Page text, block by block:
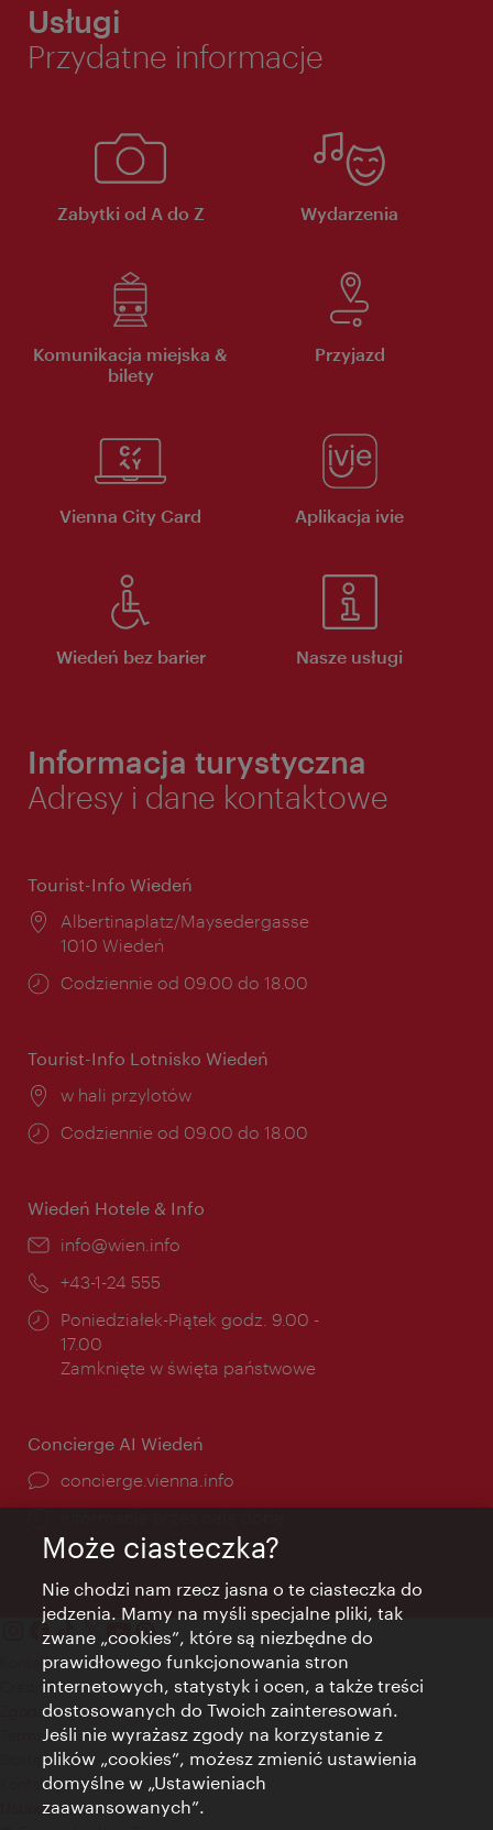
Usługi
Przydatne informacje
Zabytki od A do Z Wydarzenia
Komunikacja miejska &
bilety
Przyjazd
Vienna City Card Aplikacja ivie
Wiedeń bez barier Nasze usługi
Informacja turystyczna
Adresy i dane kontaktowe
Tourist-Info Wiedeń
Miejsce:
Albertinaplatz/Maysedergasse
1010 Wiedeń
Godziny
Codziennie od 09.00 do 18.00
Tourist-Info Lotnisko Wiedeń
Miejsce:
w hali przylotów
Godziny
Codziennie od 09.00 do 18.00
Wiedeń Hotele & Info
E-
info@wien.info
Telefon:
+43-1-24 555
Godziny
otwarcia:
Poniedziałek-Piątek godz. 9.00 -
17.00
Zamknięte w święta państwowe
Concierge AI Wiedeń
concierge.vienna.info
Kontakt
Credits
Zgoda na przetwarzanie danych osobowych
Terms of Use
Dostępność
Kontakt prasowy
Ustawienia cookies
Może ciasteczka?
Nie chodzi nam rzecz jasna o te ciasteczka do
jedzenia. Mamy na myśli specjalne pliki, tak
zwane „cookies”, które są niezbędne do
prawidłowego funkcjonowania stron
internetowych, statystyk i ocen, a także treści
dostosowanych do Twoich zainteresowań.
Jeśli nie wyrażasz zgody na korzystanie z
plików „cookies”, możesz zmienić ustawienia
domyślne w „Ustawieniach
zaawansowanych”.